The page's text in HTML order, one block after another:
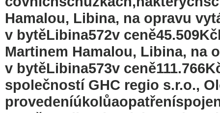
Hamalou, Libina, na opravu
v bytěLibina572v
Martinem Hamalou, Libina, na
v bytěLibina573v
společností GHC regio s.r.o.,